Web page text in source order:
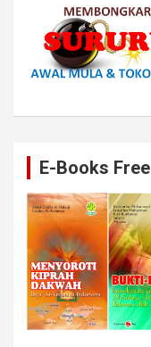
E-Books Free